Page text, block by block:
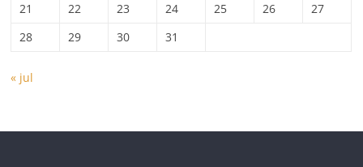
21
22 23 24 25 26
27
28
29 30 31
« jul